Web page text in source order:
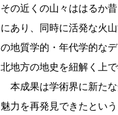
その近くの山々ははるか
にあり、同時に活発な火
の地質学的・年代学的な
北地方の地史を紐解く上
本成果は学術界に新た
魅力を再発見できたとい